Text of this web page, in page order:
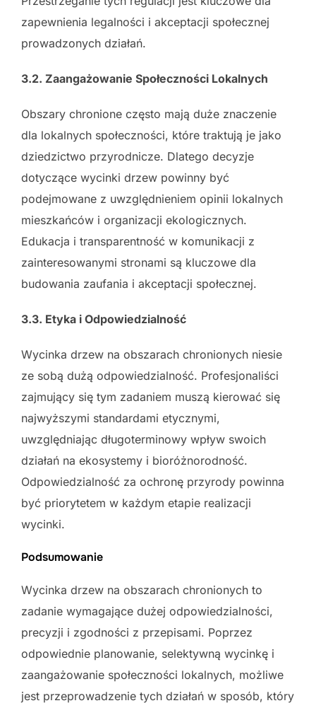
zapewnienia legalności i akceptacji społecznej
prowadzonych działań.
3.2. Zaangażowanie Społeczności Lokalnych
Obszary chronione często mają duże znaczenie
dla lokalnych społeczności, które traktują je jako
dziedzictwo przyrodnicze. Dlatego decyzje
dotyczące wycinki drzew powinny być
podejmowane z uwzględnieniem opinii lokalnych
mieszkańców i organizacji ekologicznych.
Edukacja i transparentność w komunikacji z
zainteresowanymi stronami są kluczowe dla
budowania zaufania i akceptacji społecznej.
3.3. Etyka i Odpowiedzialność
Wycinka drzew na obszarach chronionych niesie
ze sobą dużą odpowiedzialność. Profesjonaliści
zajmujący się tym zadaniem muszą kierować się
najwyższymi standardami etycznymi,
uwzględniając długoterminowy wpływ swoich
działań na ekosystemy i bioróżnorodność.
Odpowiedzialność za ochronę przyrody powinna
być priorytetem w każdym etapie realizacji
wycinki.
Podsumowanie
Wycinka drzew na obszarach chronionych to
zadanie wymagające dużej odpowiedzialności,
precyzji i zgodności z przepisami. Poprzez
odpowiednie planowanie, selektywną wycinkę i
zaangażowanie społeczności lokalnych, możliwe
jest przeprowadzenie tych działań w sposób, który